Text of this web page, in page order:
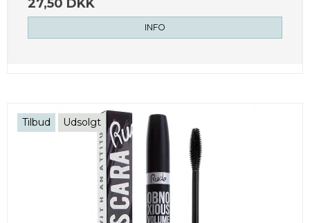
27,50 DKK
INFO
Tilbud Udsolgt